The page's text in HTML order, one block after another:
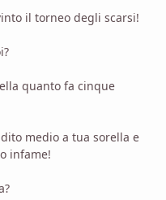
il torneo degli scarsi!
quanto fa cinque
medio a tua sorella e
infame!